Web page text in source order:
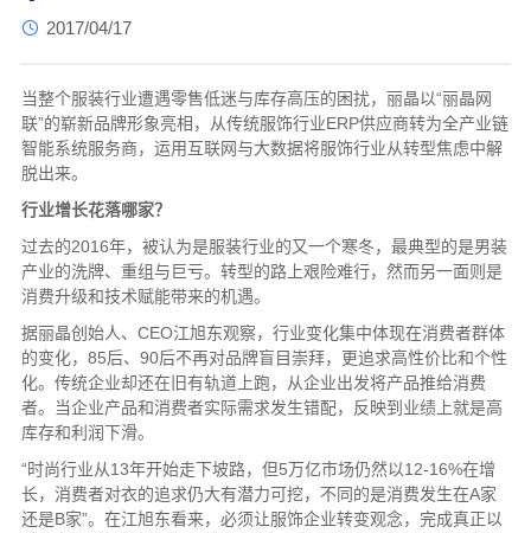
2017/04/17
当整个服装行业遭遇零售低迷与库存高压的困扰，丽晶以“丽晶网
联”的崭新品牌形象亮相，从传统服饰行业ERP供应商转为全产业链
智能系统服务商，运用互联网与大数据将服饰行业从转型焦虑中解
脱出来。
行业增长花落哪家？
过去的2016年，被认为是服装行业的又一个寒冬，最典型的是男装
产业的洗牌、重组与巨亏。转型的路上艰险难行，然而另一面则是
消费升级和技术赋能带来的机遇。
据丽晶创始人、CEO江旭东观察，行业变化集中体现在消费者群体
的变化，85后、90后不再对品牌盲目崇拜，更追求高性价比和个性
化。传统企业却还在旧有轨道上跑，从企业出发将产品推给消费
者。当企业产品和消费者实际需求发生错配，反映到业绩上就是高
库存和利润下滑。
“时尚行业从13年开始走下坡路，但5万亿市场仍然以12-16%在增
长，消费者对衣的追求仍大有潜力可挖，不同的是消费发生在A家
还是B家”。在江旭东看来，必须让服饰企业转变观念，完成真正以